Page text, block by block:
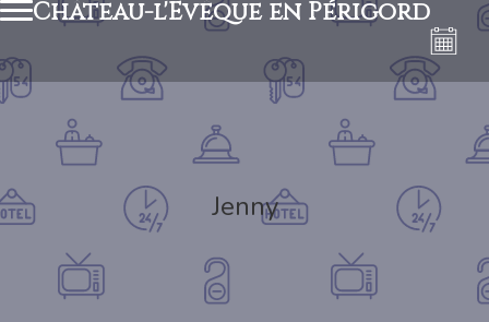
Château-l'Evêque en Périgord
Jenny